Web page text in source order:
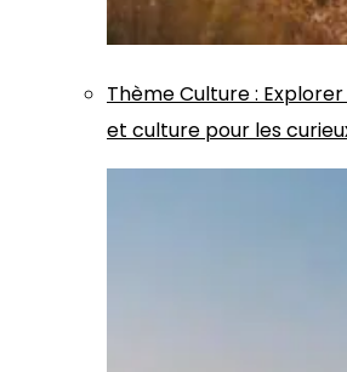
ThèmeCulture:
et culture pour les